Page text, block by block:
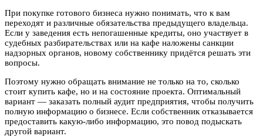
При покупке готового бизнеса нужно понимать, что к вам
переходят и различные обязательства предыдущего владельца.
Если у заведения есть непогашенные кредиты, оно участвует в
судебных разбирательствах или на кафе наложены санкции
надзорных органов, новому собственнику придётся решать эти
вопросы.
Поэтому нужно обращать внимание не только на то, сколько
стоит купить кафе, но и на состояние проекта. Оптимальный
вариант — заказать полный аудит предприятия, чтобы получить
полную информацию о бизнесе. Если собственник отказывается
предоставить какую-либо информацию, это повод подыскать
другой вариант.